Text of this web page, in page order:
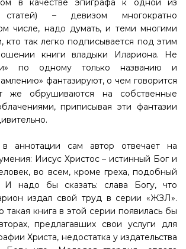
в качестве эпиграфа к одной из
статей) – девизом многократно
числе, надо думать, и теми многими
кто так легко подписывается под этим
книги владыки Илариона. Не
по одному только названию и
фантазируют, о чем говорится
же обрушиваются на собственные
приписывая эти фантазии
сам автор отвечает на
Иисус Христос – истинный Бог и
во всем, кроме греха, подобный
надо бы сказать: слава Богу, что
издал свой труд в серии «ЖЗЛ».
такая книга в этой серии появилась бы
предлагавших свои услуги для
Христа, недостатка у издательства